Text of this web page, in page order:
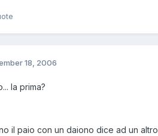
18, 2006
la prima?
il paio con un daiono dice ad un